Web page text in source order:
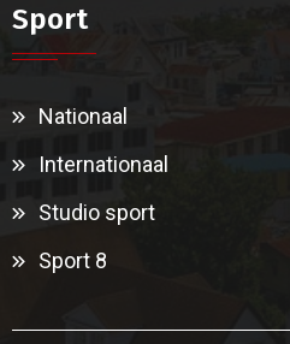
Sport
Nationaal
Internationaal
Studio sport
Sport 8